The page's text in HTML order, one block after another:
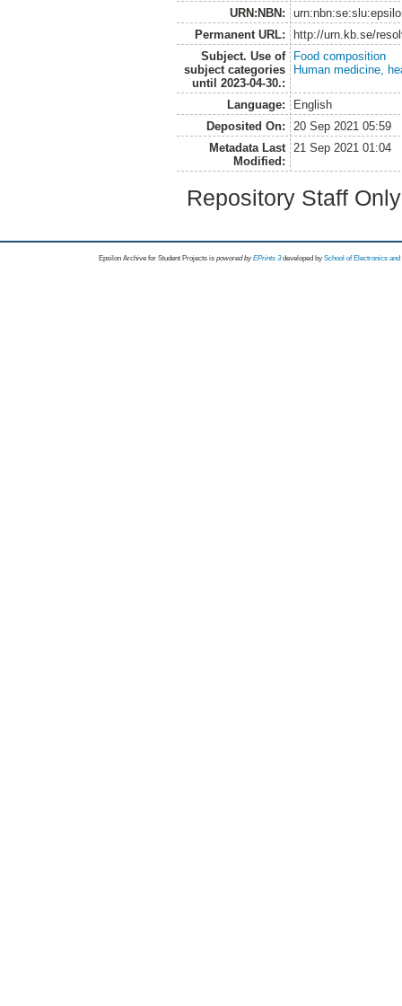
URN:NBN:
Permanent URL:
http://urn.kb.se/
Subject. Use of
subject categories
until 2023-04-30.:
Food composition
Human medicine,
Language:
English
Deposited On:
20 Sep 2021 05:59
Metadata Last
Modified:
21 Sep 2021 01:04
Repository Staff
Epsilon Archive for Student Projects is powored byEPrints 3 developed by School of Electronics